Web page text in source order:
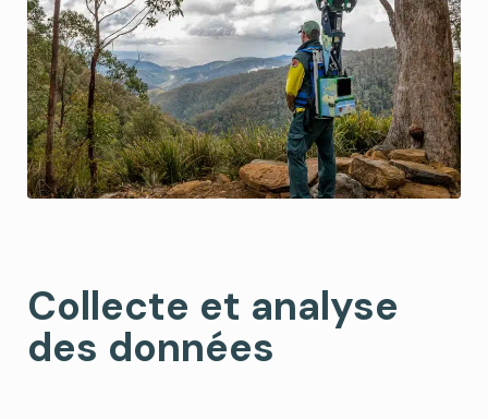
Collecte et analyse
des données